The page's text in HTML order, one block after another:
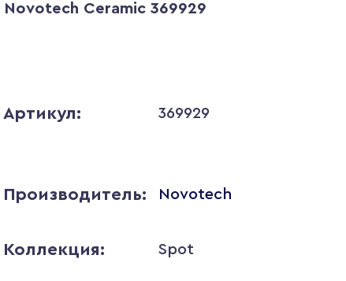
Novotech Ceramic 369929
Артикул: 369929
Производитель: Novotech
Коллекция: Spot